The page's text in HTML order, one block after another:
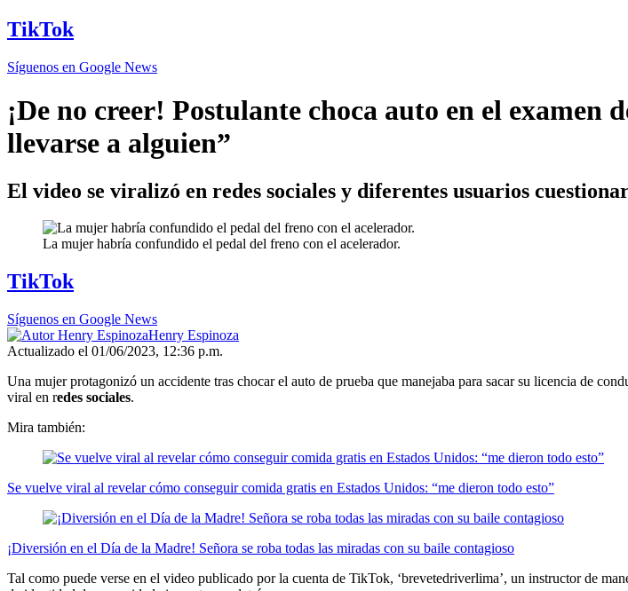
TikTok
Síguenos en Google News
¡De no creer! Postulante choca auto en el
llevarse a alguien”
El video se viralizó en redes sociales y diferentes usuarios
La mujer habría confundido el pedal del freno con el acelerador.
TikTok
Síguenos en Google News
Henry Espinoza
Actualizado el 01/06/2023, 12:36 p.m.
Una mujer protagonizó un accidente tras chocar el auto de prueba que manejaba para sacar su licencia de
viral en redes sociales.
Mira también:
Se vuelve viral al revelar cómo conseguir comida gratis en Estados Unidos: “me dieron todo esto”
¡Diversión en el Día de la Madre! Señora se roba todas las miradas con su baile contagioso
Tal como puede verse en el video publicado por la cuenta de TikTok, ‘brevetedriverlima’, un instructor de